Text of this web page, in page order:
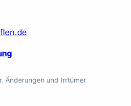
Änderungen und Irrtümer